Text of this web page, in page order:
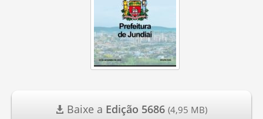
Baixe a Edição 5686 (4,95 MB)